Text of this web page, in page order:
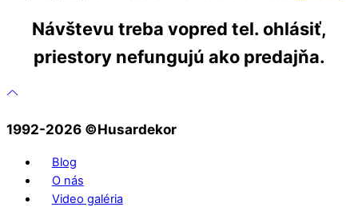
Návštevu treba vopred tel. ohlásiť,
priestory nefungujú ako predajňa.
1992-2026 ©️Husardekor
Blog
O nás
Video galéria